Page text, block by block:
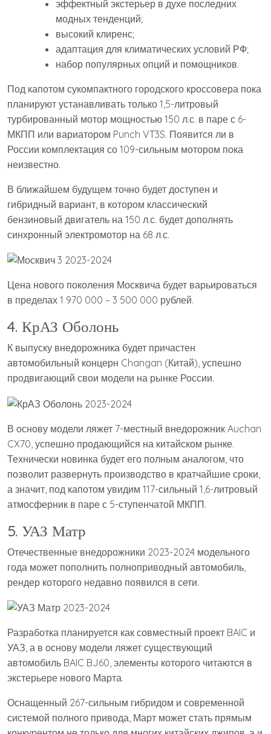
эффектный экстерьер в духе последних
модных тенденций;
высокий клиренс;
адаптация для климатических условий РФ;
набор популярных опций и помощников.
Под капотом сукомпактного городского кроссовера пока
планируют устанавливать только 1,5-литровый
турбированный мотор мощностью 150 л.с. в паре с 6-
МКПП или вариатором Punch VT3S. Появится ли в
России комплектация со 109-сильным мотором пока
неизвестно.
В ближайшем будущем точно будет доступен и
гибридный вариант, в котором классический
бензиновый двигатель на 150 л.с. будет дополнять
синхронный электромотор на 68 л.с.
Цена нового поколения Москвича будет варьироваться
в пределах 1 970 000 – 3 500 000 рублей.
4. КрАЗ Оболонь
К выпуску внедорожника будет причастен
автомобильный концерн Changan (Китай), успешно
продвигающий свои модели на рынке России.
В основу модели ляжет 7-местный внедорожник Auchan
CX70, успешно продающийся на китайском рынке.
Технически новинка будет его полным аналогом, что
позволит развернуть производство в кратчайшие сроки,
а значит, под капотом увидим 117-сильный 1,6-литровый
атмосферник в паре с 5-ступенчатой МКПП.
5. УАЗ Матр
Отечественные внедорожники 2023-2024 модельного
года может пополнить полноприводный автомобиль,
рендер которого недавно появился в сети.
Разработка планируется как совместный проект BAIC и
УАЗ, а в основу модели ляжет существующий
автомобиль BAIC BJ60, элементы которого читаются в
экстерьере нового Марта.
Оснащенный 267-сильным гибридом и современной
системой полного привода, Март может стать прямым